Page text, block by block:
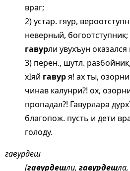
враг;
2) устар. гяур,
неверный, богоотступник;
гавурли увухъун
3) перен., шутл.
хIяй гавуря! ах ты,
чинав калунри?! ох,
пропадал?! Гавурлара
благопож. пусть и дети
голоду.
гавурдеш
[гавурдешли, гавурдеш